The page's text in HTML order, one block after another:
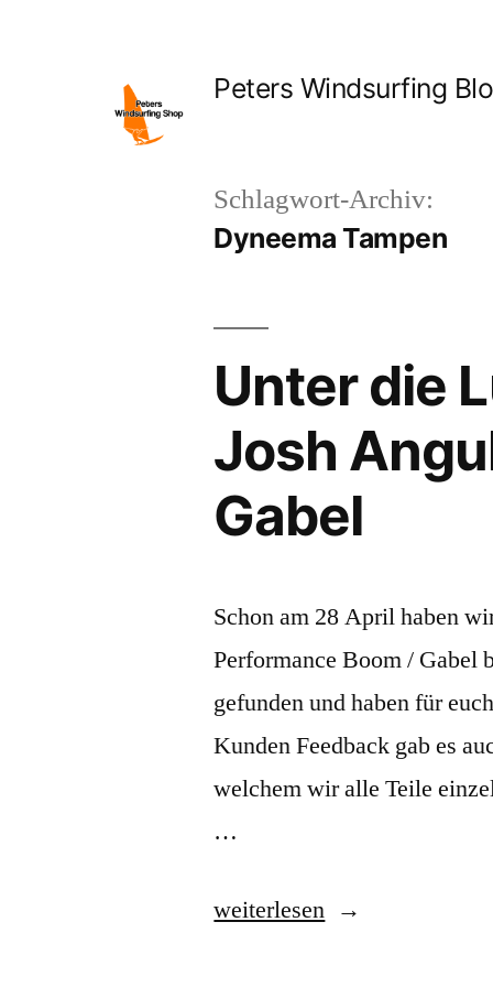
Peters Windsurfing
Schlagwort-Archiv:
Dyneema Tampen
Unter die
Josh
Gabel
Schon am 28 April haben
Performance Boom / Gabel
gefunden und haben für
Kunden Feedback gab es
welchem wir alle Teile
…
„Unter
weiterlesen